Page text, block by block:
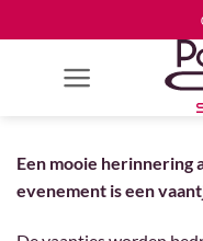
naar
Een mooie herinnering
evenement is een